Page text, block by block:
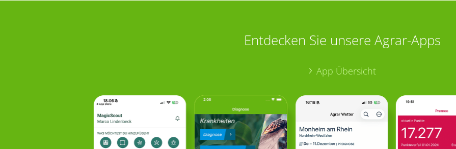
Entdecken Sie unsere Agrar-Apps
App Übersicht